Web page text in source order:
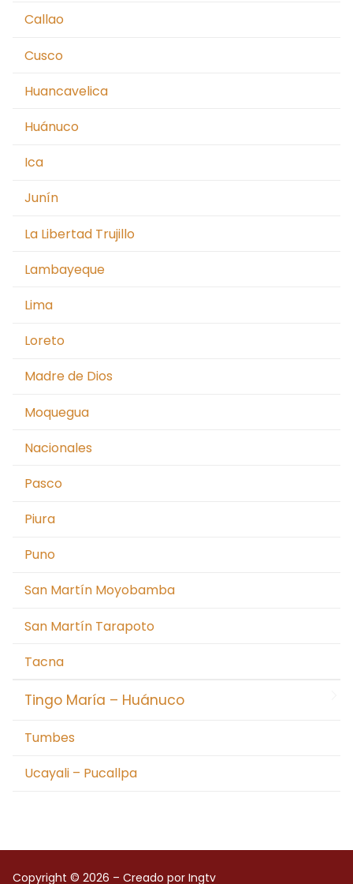
Callao
Cusco
Huancavelica
Huánuco
Ica
Junín
La Libertad Trujillo
Lambayeque
Lima
Loreto
Madre de Dios
Moquegua
Nacionales
Pasco
Piura
Puno
San Martín Moyobamba
San Martín Tarapoto
Tacna
Tingo María – Huánuco
Tumbes
Ucayali – Pucallpa
Copyright © 2026 – Creado por Ingtv